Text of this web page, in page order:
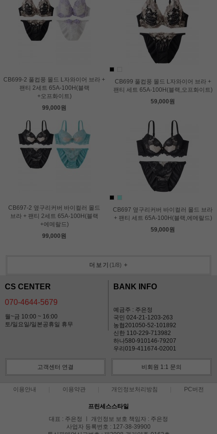
CB699-2 풀컵풍 몰드 L자와이어 브라 +
팬티 2세트 65A-100H(블랙
+오프화이트)
99,000원
CB699 풀컵풍 몰드 L자와이어 브라 +
팬티 세트 65A-100H(블랙,오프화이트)
59,000원
CB697-2 옆구리커버 바이컬러 몰드
브라 + 팬티 2세트 65A-100H(블랙
+에메랄드)
99,000원
CB697 옆구리커버 바이컬러 몰드 브라
+ 팬티 세트 65A-100H(블랙,에메랄드)
59,000원
더보기 (1/8) +
CS CENTER
070-4644-5679
월~금 10:00 ~ 16:00
토/일요일/일본공휴일 휴무
BANK INFO
예금주 : 주은정
국민 024-21-1203-263
농협201050-52-101892
신한 110-229-713982
하나580-910146-79207
우리019-411674-02001
고객센터 연결 비회원 1:1 문의
이용안내 이용약관 개인정보처리방침 PC버전
프린세스스타일
대표 : 주은정 ㅣ 개인정보 보호 책임자 : 주은정
사업자 등록번호 : 127-38-39900